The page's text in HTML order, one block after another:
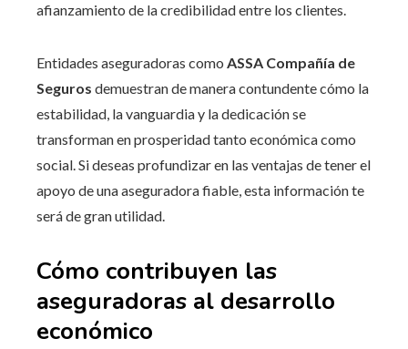
afianzamiento de la credibilidad entre los clientes.
Entidades aseguradoras como ASSA Compañía de
Seguros demuestran de manera contundente cómo la
estabilidad, la vanguardia y la dedicación se
transforman en prosperidad tanto económica como
social. Si deseas profundizar en las ventajas de tener el
apoyo de una aseguradora fiable, esta información te
será de gran utilidad.
Cómo contribuyen las
aseguradoras al desarrollo
económico